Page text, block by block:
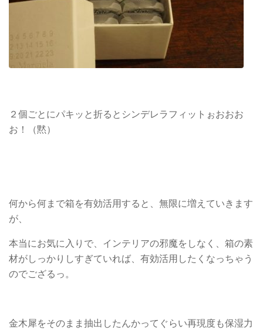
２個ごとにパキッと折るとシンデレラフィットぉおおお
お！（黙）
何から何まで箱を有効活用すると、無限に増えていきます
が、
本当にお気に入りで、インテリアの邪魔をしなく、箱の素
材がしっかりしすぎていれば、有効活用したくなっちゃう
のでござるっ。
金木犀をそのまま抽出したんかってぐらい再現度も保湿力